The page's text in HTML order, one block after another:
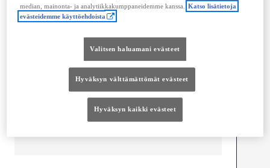
Pituus
4 650mm
median, mainonta- ja analytiikkakumppaneidemme kanssa.
Katso lisätietoja
evästeidemme käyttöehdoista
Valitsen haluamani evästeet
Hyväksyn välttämättömät evästeet
Hyväksyn kaikki evästeet